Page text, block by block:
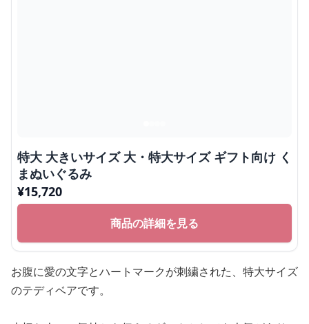
特大 大きいサイズ 大・特大サイズ ギフト向け く
まぬいぐるみ
¥15,720
商品の詳細を見る
お腹に愛の文字とハートマークが刺繍された、特大サイズ
のテディベアです。